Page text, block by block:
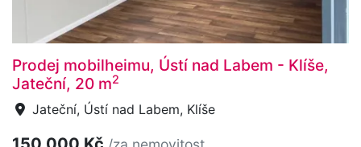
Prodej mobilheimu, Ústí nad Labem - Klíše,
Jateční, 20 m2
Jateční, Ústí nad Labem, Klíše